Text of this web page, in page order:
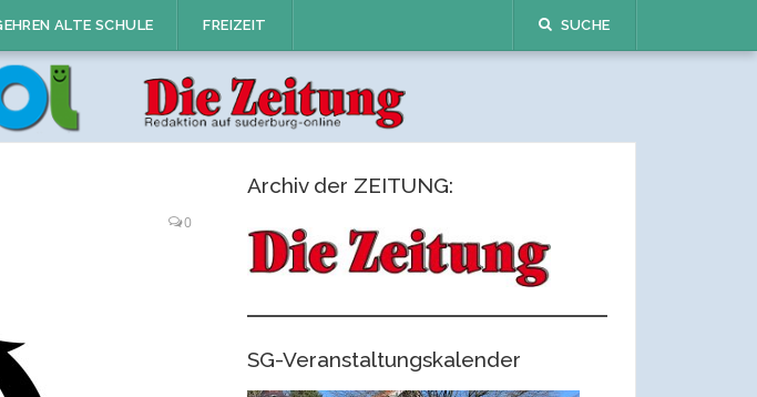
ALTE SCHULE FREIZEIT SUCHE
0
Archiv der ZEITUNG:
SG-Veranstaltungskalender